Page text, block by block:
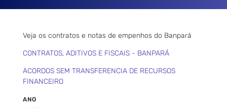
Veja os contratos e notas de empenhos do Banpará
CONTRATOS, ADITIVOS E FISCAIS - BANPARÁ
ACORDOS SEM TRANSFERENCIA DE RECURSOS
FINANCEIRO
ANO